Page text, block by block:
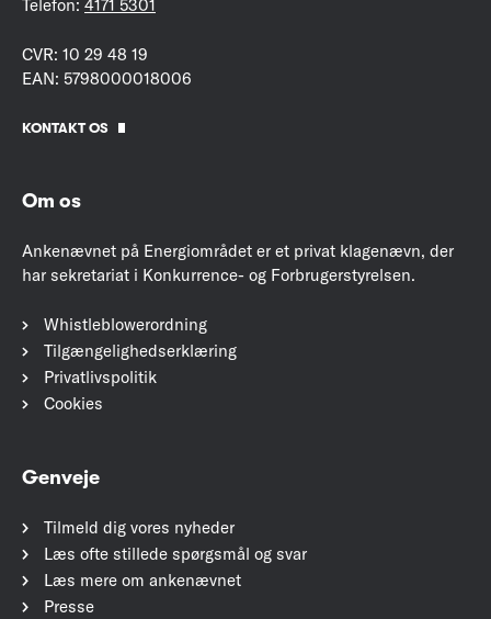
Telefon: 4171 5301
CVR: 10 29 48 19
EAN: 5798000018006
KONTAKT OS
Om os
Ankenævnet på Energiområdet er et privat klagenævn, der
har sekretariat i Konkurrence- og Forbrugerstyrelsen.
Whistleblowerordning
Tilgængelighedserklæring
Privatlivspolitik
Cookies
Genveje
Tilmeld dig vores nyheder
Læs ofte stillede spørgsmål og svar
Læs mere om ankenævnet
Presse